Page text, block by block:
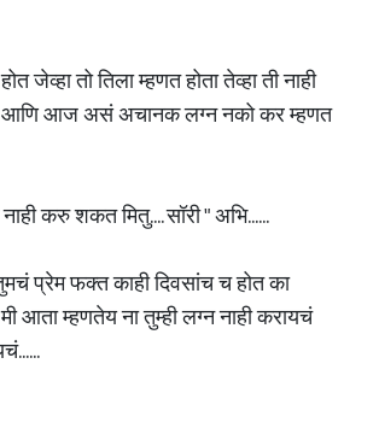
जेव्हा तो तिला म्हणत होता तेव्हा ती नाही
आणि आज असं अचानक लग्न नको कर म्हणत
करु शकत मितु.... सॉरी " अभि......
प्रेम फक्त काही दिवसांच च होत का
आता म्हणतेय ना तुम्ही लग्न नाही करायचं